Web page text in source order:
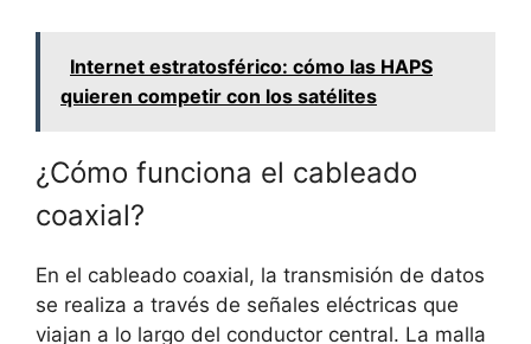
Internet estratosférico: cómo las HAPS
quieren competir con los satélites
¿Cómo funciona el cableado
coaxial?
En el cableado coaxial, la transmisión de datos
se realiza a través de señales eléctricas que
viajan a lo largo del conductor central. La malla